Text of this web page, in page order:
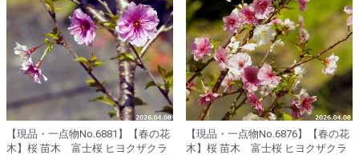
【現品・一点物No.6881】【春の花
木】桜 苗木 富士桜 ヒヨクザクラ
【現品・一点物No.6876】【春の花
木】桜 苗木 富士桜 ヒヨクザクラ